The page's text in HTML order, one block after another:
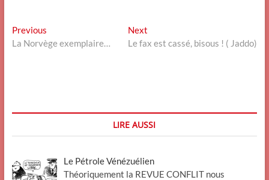
Navigation
de
PreviousPrevious
post:
La Norvège exemplaire…
Next
post:
Le fax est cassé, bisous ! ( Jaddo)
LIRE AUSSI
Le Pétrole Vénézuélien
Théoriquement la REVUE CONFLIT nous